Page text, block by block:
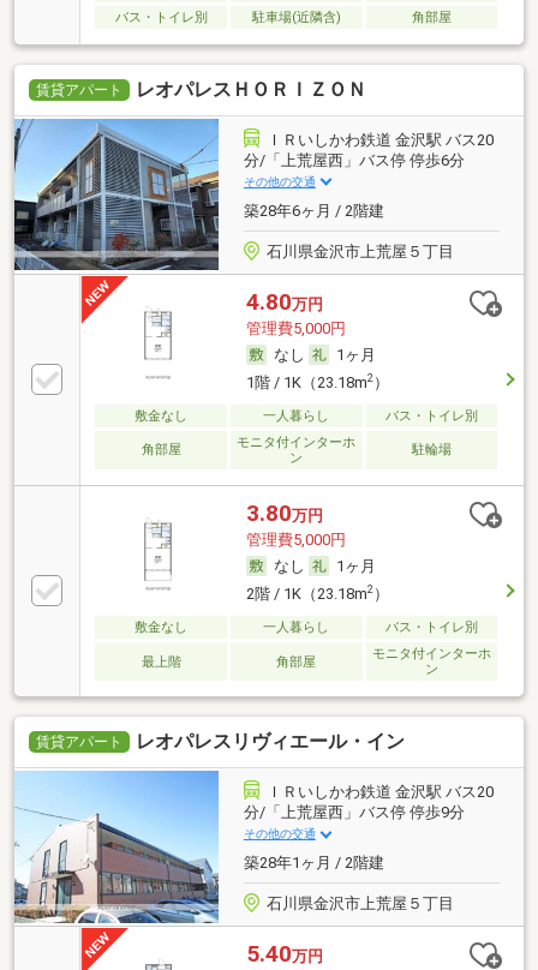
バス・トイレ別
駐車場(近隣含) 角部屋
賃貸アパート レオパレスＨＯＲＩＺＯＮ
ＩＲいしかわ鉄道 金沢駅 バス20
分/「上荒屋西」バス停 停歩6分
その他の交通
築28年6ヶ月 / 2階建
石川県金沢市上荒屋５丁目
4.80万円
管理費5,000円
なし
1ヶ月
1階 / 1K（23.18m2）
敷金なし 一人暮らし バス・トイレ別
角部屋
モニタ付インターホ
ン
駐輪場
3.80万円
管理費5,000円
なし
1ヶ月
2階 / 1K（23.18m2）
敷金なし 一人暮らし バス・トイレ別
最上階 角部屋
モニタ付インターホ
ン
賃貸アパート レオパレスリヴィエール・イン
ＩＲいしかわ鉄道 金沢駅 バス20
分/「上荒屋西」バス停 停歩9分
その他の交通
築28年1ヶ月 / 2階建
石川県金沢市上荒屋５丁目
5.40万円